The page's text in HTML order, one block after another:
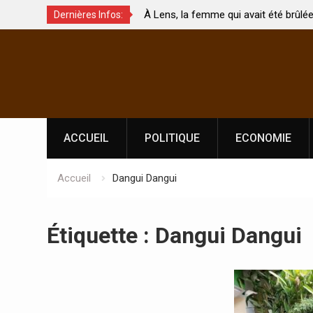
Dernières Infos:
?
À Lens, la femme qui avait été brûlée avec son bébé
par son mari est morte
ACCUEIL POLITIQUE ECONOMIE
Accueil Dangui Dangui
Étiquette : Dangui Dangui